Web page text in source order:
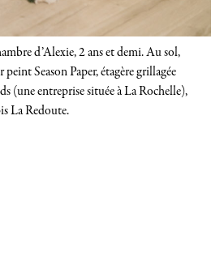
d’Alexie, 2 ans et demi. Au sol,
Season Paper, étagère grillagée
(une entreprise située à La Rochelle),
La Redoute.